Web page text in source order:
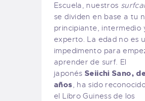
Escuela, nuestros
se dividen en base a tu
principiante, intermedio
experto. La edad no es
impedimento para
aprender de surf. El
japonésSeiichi Sano,
años, ha sido
el Libro Guiness de los